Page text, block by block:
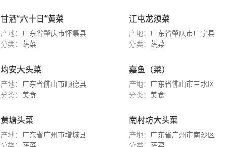
甘洒“六十日”黄菜
产地： 广东省肇庆市怀集县
分类： 蔬菜
江屯龙须菜
产地： 广东省肇庆市广宁县
分类：蔬菜
均安大头菜
产地： 广东省佛山市顺德县
分类： 美食
嘉鱼（菜）
产地： 广东省佛山市三水区
分类：美食
黄塘头菜
产地： 广东省广州市增城县
南村坊大头菜
产地： 广东省广州市南沙区